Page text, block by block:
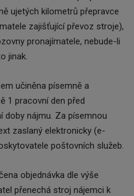
ujetých kilometrů přepravce
zajišťující převoz stroje),
pronajímatele, nebude-li
jinak.
učiněna písemně a
1 pracovní den před
doby nájmu. Za písemnou
zaslaný elektronicky (e-
poštovních služeb.
objednávka dle výše
přenechá stroj nájemci k